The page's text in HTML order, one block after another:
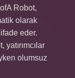
Robot,
olarak
eder.
olumsuz